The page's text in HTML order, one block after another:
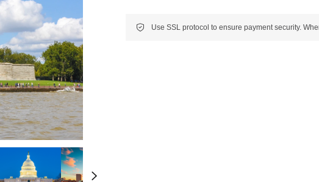
城市
洲
非洲 中東 中亞
New
國城市
美洲
非洲 中東 中亞
New